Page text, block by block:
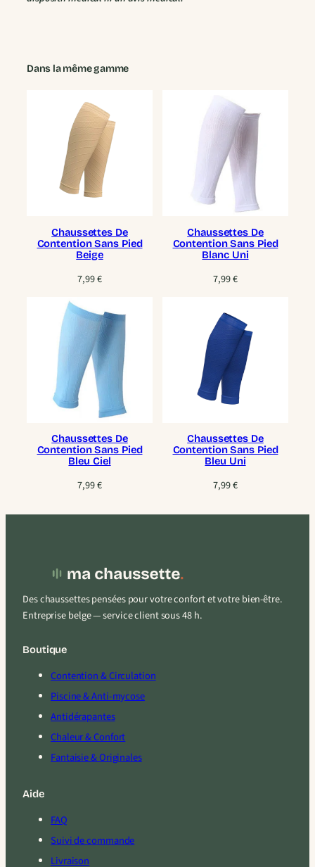
Dans la même gamme
Chaussettes De
Contention Sans Pied
Beige
7,99€
Chaussettes De
Contention Sans Pied
Blanc Uni
7,99€
Chaussettes De
Contention Sans Pied
Bleu Ciel
7,99€
Chaussettes De
Contention Sans Pied
Bleu Uni
7,99€
Des chaussettes pensées pour votre confort et votre bien-être.
Entreprise belge — service client sous 48 h.
Boutique
Contention & Circulation
Piscine & Anti-mycose
Antidérapantes
Chaleur & Confort
Fantaisie & Originales
Aide
FAQ
Suivi de commande
Livraison